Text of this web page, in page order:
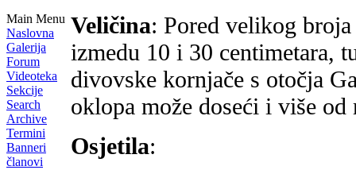
Main Menu
Naslovna
Galerija
Forum
Videoteka
Sekcije
Search
Archive
Termini
Banneri
članovi
Veličina: Pored velikog
izmedu 10 i 30 centimetara,
divovske kornjače s otočja
oklopa može doseći i više od
Osjetila: